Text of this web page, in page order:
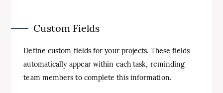
Custom Fields
Define custom fields for your projects. These fields
automatically appear within each task, reminding
team members to complete this information.